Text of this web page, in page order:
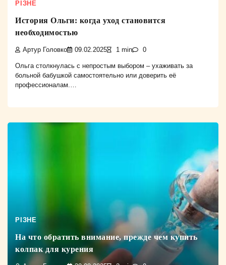
РІЗНЕ
История Ольги: когда уход становится
необходимостью
Артур Головко 09.02.2025 1 min 0
Ольга столкнулась с непростым выбором – ухаживать за
больной бабушкой самостоятельно или доверить её
профессионалам.…
РІЗНЕ
На что обратить внимание, прежде чем купить
колпак для курения